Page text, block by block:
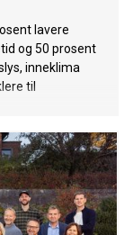
lavere
og 50 prosent
inneklima
til